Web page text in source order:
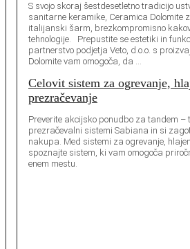
S svojo skoraj šestdesetletno tradicijo
sanitarne keramike, Ceramica Dolomite
italijanski šarm, brezkompromisno
tehnologije. Prepustite se estetiki in
partnerstvo podjetja Veto, d.o.o. s
Dolomite vam omogoča, da …
Celovit sistem za ogrevanje,
prezračevanje
Preverite akcijsko ponudbo za tandem –
prezračevalni sistemi Sabiana in si
nakupa. Med sistemi za ogrevanje,
spoznajte sistem, ki vam omogoča
enem mestu.